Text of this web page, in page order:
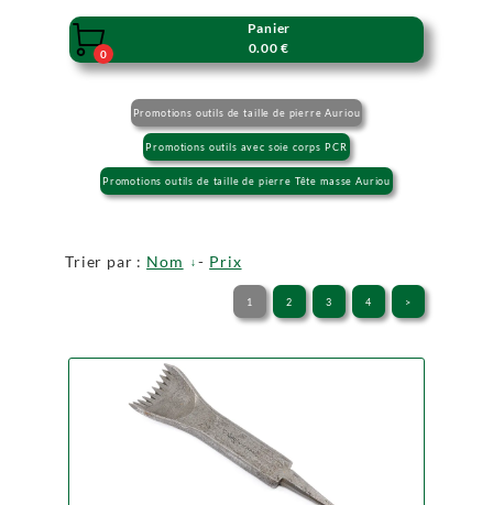

0
Panier
0.00 €
Promotions outils de taille de pierre Auriou
Promotions outils avec soie corps PCR
Promotions outils de taille de pierre Tête masse Auriou
Trier par : Nom - Prix
1 2 3 4 >